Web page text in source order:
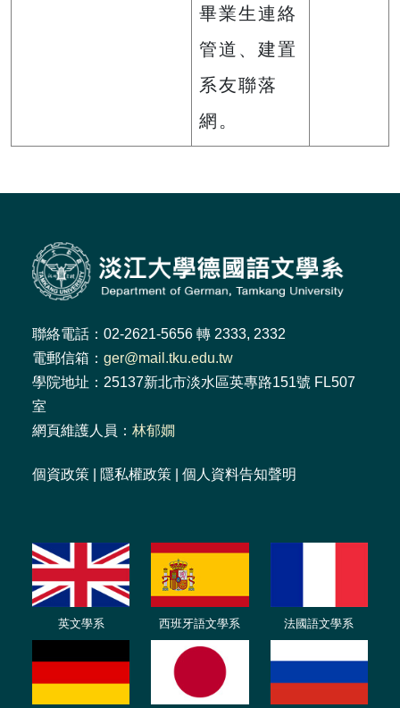
畢業生連絡
管道、建置
系友聯落
網。
聯絡電話：02-2621-5656 轉 2333, 2332
電郵信箱： ger@mail.tku.edu.tw
學院地址：25137新北市淡水區英專路151號 FL507
室
網頁維護人員： 林郁嫺
個資政策 隱私權政策 個人資料告知聲明
英文學系 西班牙語文學系 法國語文學系